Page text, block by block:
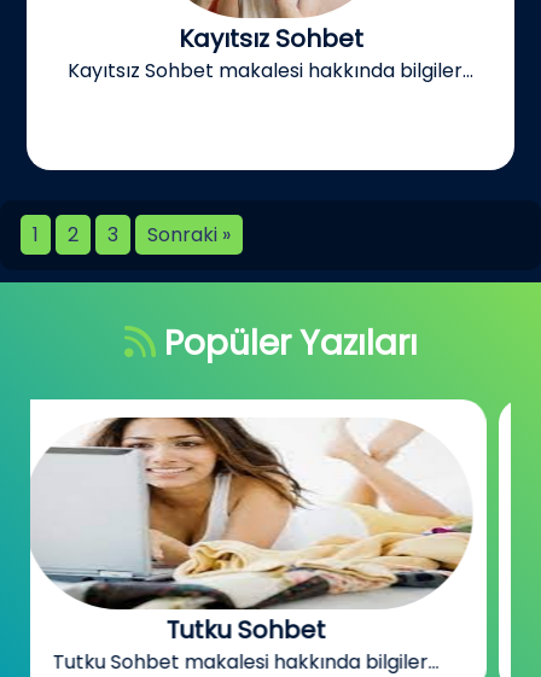
Kayıtsız Sohbet
Kayıtsız Sohbet makalesi hakkında bilgiler...
1 2 3 Sonraki »
Popüler Yazıları
Sohbet Odaları
Sohbet Odaları makalesi hakkında bilgiler...